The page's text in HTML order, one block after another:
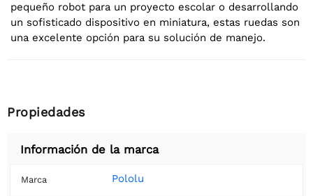
pequeño robot para un proyecto escolar o desarrollando
un sofisticado dispositivo en miniatura, estas ruedas son
una excelente opción para su solución de manejo.
Propiedades
Información de la marca
Marca Pololu